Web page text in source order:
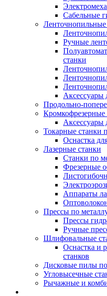
Сабельные
Ленточнопильные
Ручные
станки
Аксессуары
Продольно-
Аксессуары
Токарные станки
Оснастка
Лазерные станки
Станки по
Фрезерные
Аппараты
Прессы по
Прессы
Ручные
Шлифовальные
Оснастка и
станков
Дисковые пилы
Угловысечные
Рычажные и